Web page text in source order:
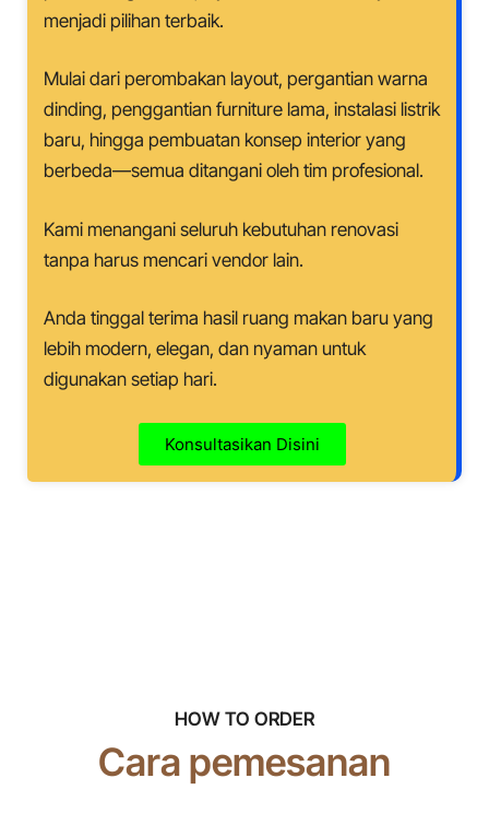
menjadi pilihan terbaik.
Mulai dari perombakan layout, pergantian warna
dinding, penggantian furniture lama, instalasi listrik
baru, hingga pembuatan konsep interior yang
berbeda—semua ditangani oleh tim profesional.
Kami menangani seluruh kebutuhan renovasi
tanpa harus mencari vendor lain.
Anda tinggal terima hasil ruang makan baru yang
lebih modern, elegan, dan nyaman untuk
digunakan setiap hari.
Konsultasikan Disini
HOW TO ORDER
Cara pemesanan